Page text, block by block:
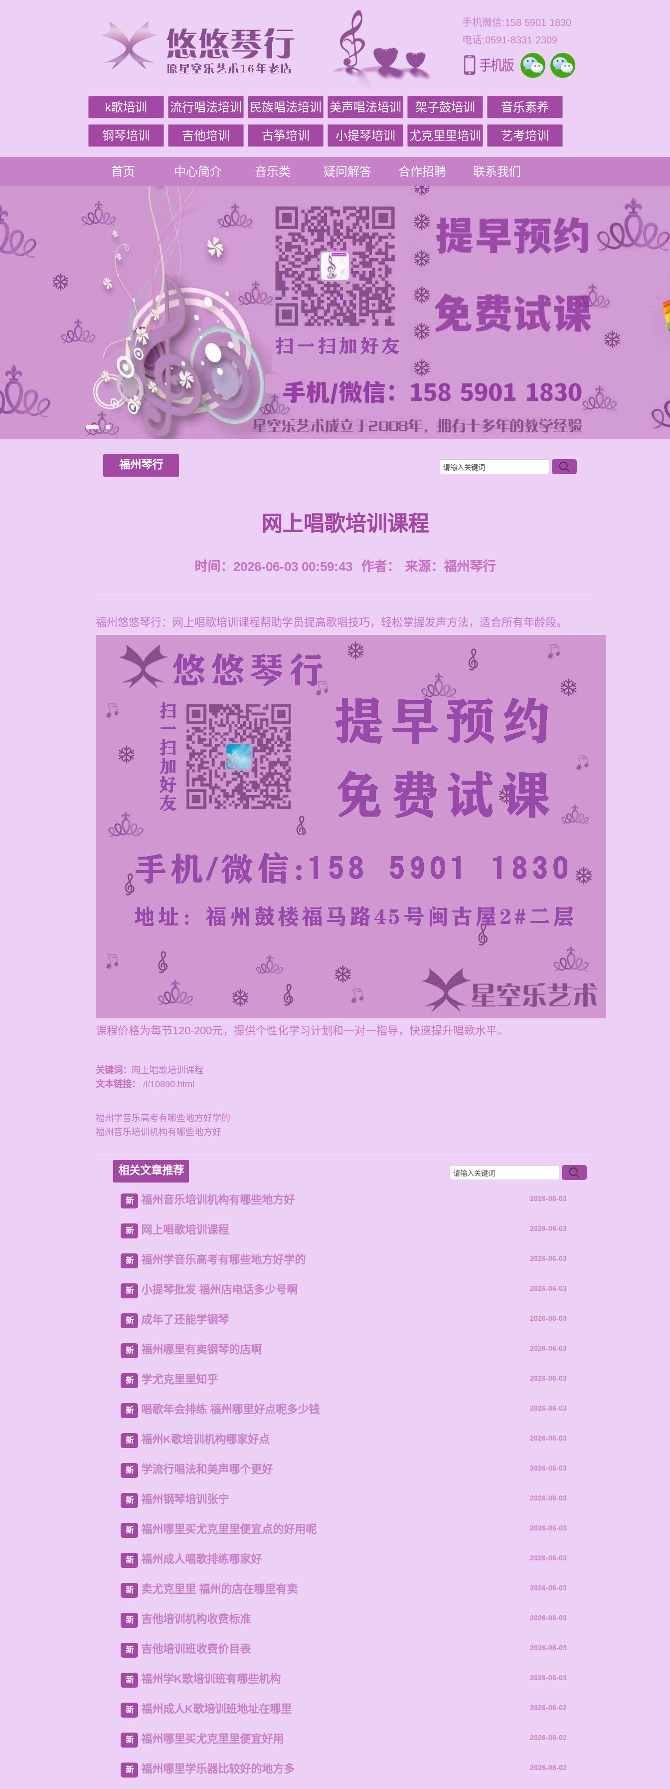
手机微信:158 5901 1830
电话:0591-8331 2309
k歌培训 流行唱法培训 民族唱法培训 美声唱法培训 架子鼓培训 音乐素养
钢琴培训 吉他培训 古筝培训 小提琴培训 尤克里里培训 艺考培训
首页 中心简介 音乐类 疑问解答 合作招聘 联系我们
福州琴行
网上唱歌培训课程
时间：2026-06-03 00:59:43 作者： 来源： 福州琴行
福州悠悠琴行：网上唱歌培训课程帮助学员提高歌唱技巧，轻松掌握发声方法，适合所有年龄段。
课程价格为每节120-200元，提供个性化学习计划和一对一指导，快速提升唱歌水平。
关键词：
网上唱歌培训课程
文本链接：
/l/10890.html
福州学音乐高考有哪些地方好学的
福州音乐培训机构有哪些地方好
相关文章推荐
新 福州音乐培训机构有哪些地方好 2026-06-03
新 网上唱歌培训课程 2026-06-03
新 福州学音乐高考有哪些地方好学的 2026-06-03
新 小提琴批发 福州店电话多少号啊 2026-06-03
新 成年了还能学钢琴 2026-06-03
新 福州哪里有卖钢琴的店啊 2026-06-03
新 学尤克里里知乎 2026-06-03
新 唱歌年会排练 福州哪里好点呢多少钱 2026-06-03
新 福州K歌培训机构哪家好点 2026-06-03
新 学流行唱法和美声哪个更好 2026-06-03
新 福州钢琴培训张宁 2026-06-03
新 福州哪里买尤克里里便宜点的好用呢 2026-06-03
新 福州成人唱歌排练哪家好 2026-06-03
新 卖尤克里里 福州的店在哪里有卖 2026-06-03
新 吉他培训机构收费标准 2026-06-03
新 吉他培训班收费价目表 2026-06-03
新 福州学K歌培训班有哪些机构 2026-06-03
新 福州成人K歌培训班地址在哪里 2026-06-02
新 福州哪里买尤克里里便宜好用 2026-06-02
新 福州哪里学乐器比较好的地方多 2026-06-02